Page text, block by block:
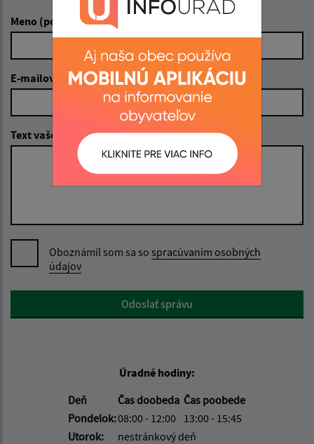
Meno (povinné)
E-mailová adresa (povinné)
Text vašej správy (povinné)
Oboznámil som sa so spracúvaním osobných
údajov
Google reCaptcha ResponseOdoslať správu
Úradné hodiny:
Deň
Čas doobeda Čas poobede
Pondelok:08:00 - 12:00 13:00 - 15:45
Utorok:
nestránkový deň